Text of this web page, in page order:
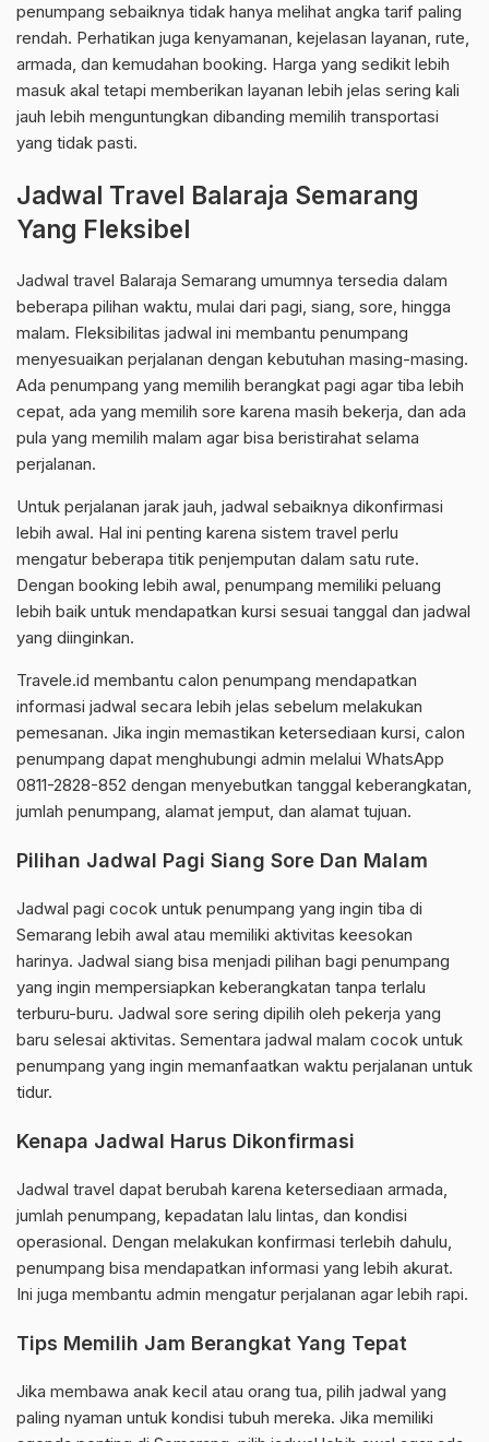
penumpang sebaiknya tidak hanya melihat angka tarif paling
rendah. Perhatikan juga kenyamanan, kejelasan layanan, rute,
armada, dan kemudahan booking. Harga yang sedikit lebih
masuk akal tetapi memberikan layanan lebih jelas sering kali
jauh lebih menguntungkan dibanding memilih transportasi
yang tidak pasti.
Jadwal Travel Balaraja Semarang
Yang Fleksibel
Jadwal travel Balaraja Semarang umumnya tersedia dalam
beberapa pilihan waktu, mulai dari pagi, siang, sore, hingga
malam. Fleksibilitas jadwal ini membantu penumpang
menyesuaikan perjalanan dengan kebutuhan masing-masing.
Ada penumpang yang memilih berangkat pagi agar tiba lebih
cepat, ada yang memilih sore karena masih bekerja, dan ada
pula yang memilih malam agar bisa beristirahat selama
perjalanan.
Untuk perjalanan jarak jauh, jadwal sebaiknya dikonfirmasi
lebih awal. Hal ini penting karena sistem travel perlu
mengatur beberapa titik penjemputan dalam satu rute.
Dengan booking lebih awal, penumpang memiliki peluang
lebih baik untuk mendapatkan kursi sesuai tanggal dan jadwal
yang diinginkan.
Travele.id membantu calon penumpang mendapatkan
informasi jadwal secara lebih jelas sebelum melakukan
pemesanan. Jika ingin memastikan ketersediaan kursi, calon
penumpang dapat menghubungi admin melalui WhatsApp
0811-2828-852 dengan menyebutkan tanggal keberangkatan,
jumlah penumpang, alamat jemput, dan alamat tujuan.
Pilihan Jadwal Pagi Siang Sore Dan Malam
Jadwal pagi cocok untuk penumpang yang ingin tiba di
Semarang lebih awal atau memiliki aktivitas keesokan
harinya. Jadwal siang bisa menjadi pilihan bagi penumpang
yang ingin mempersiapkan keberangkatan tanpa terlalu
terburu-buru. Jadwal sore sering dipilih oleh pekerja yang
baru selesai aktivitas. Sementara jadwal malam cocok untuk
penumpang yang ingin memanfaatkan waktu perjalanan untuk
tidur.
Kenapa Jadwal Harus Dikonfirmasi
Jadwal travel dapat berubah karena ketersediaan armada,
jumlah penumpang, kepadatan lalu lintas, dan kondisi
operasional. Dengan melakukan konfirmasi terlebih dahulu,
penumpang bisa mendapatkan informasi yang lebih akurat.
Ini juga membantu admin mengatur perjalanan agar lebih rapi.
Tips Memilih Jam Berangkat Yang Tepat
Jika membawa anak kecil atau orang tua, pilih jadwal yang
paling nyaman untuk kondisi tubuh mereka. Jika memiliki